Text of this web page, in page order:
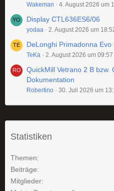
Wakeman 4. August 2026 um
Display CTL636ES6/06
yodaa 2. August 2026 um
DeLonghi Primadonna Evo
TeKa 2. August 2026 um 09:57
QuickMill Vetrano 2 B bzw.
Dokumentation
Robertino 30. Juli 2026 um
Statistiken
Themen
Beiträge
Mitglieder